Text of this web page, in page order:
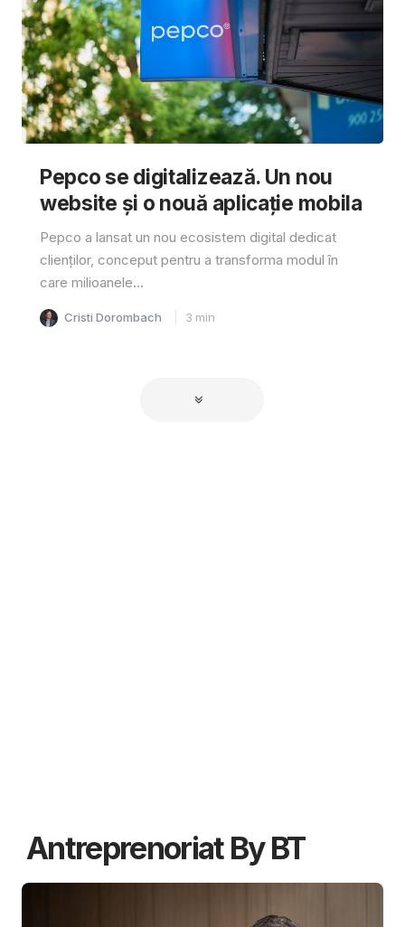
Pepco se digitalizează. Un nou
website și o nouă aplicație mobila
Pepco a lansat un nou ecosistem digital dedicat
clienților, conceput pentru a transforma modul în
care milioanele...
Cristi Dorombach 3 min
Antreprenoriat By BT